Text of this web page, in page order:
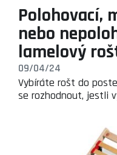
Polohovací,
nebo
lamelový
09/04/24
Vybíráte rošt do
se rozhodnout, jestli